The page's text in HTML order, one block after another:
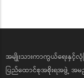
အမျိုးသားကာကွယ်ရေးနှင့်လုံ
ပြည်ထောင်စုအစိုးရအဖွဲ့ အမ